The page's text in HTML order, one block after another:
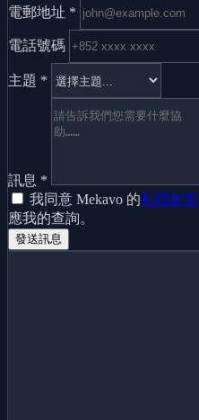
電郵地址 *
電話號碼
主題 *
訊息 *
我同意 Mekavo 的私隱政策
應我的查詢。
發送訊息